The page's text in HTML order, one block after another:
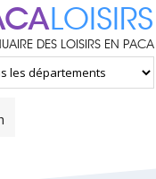
LOISIRS
DES LOISIRS EN PACA